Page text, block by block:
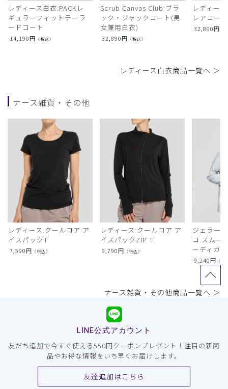
レディース白衣:PACKレ
ギュラーフィットテーラ
ードコート
14,190円 （税込）
Scrub Canvas Club:ブラ
ック・ジャックコート(男
女兼用白衣)
32,890円 （税込）
レディー
レアコート
32,890円
レディース白衣商品一覧へ ＞
ナース雑貨・その他
レディース:クールコア ア
イスパックT
7,590円 （税込）
レディース:クールコア ア
イスパックZIP T
9,790円 （税込）
ジェラー
コ:スムー
ーディガン
9,240円 （税
ナース雑貨・その他商品一覧へ ＞
LINE公式アカウント
友だち追加で今すぐ使える550円クーポンプレゼント！注目の新商
品やお得な情報をいち早くお届けします。
友達追加はこちら